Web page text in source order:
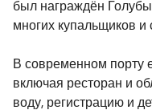
был награждён
многих купальщиков и
В современном порту
включая ресторан и
воду, регистрацию и